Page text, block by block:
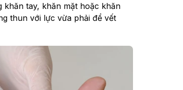
khăn tay, khăn mặt hoặc khăn
thun với lực vừa phải để vết